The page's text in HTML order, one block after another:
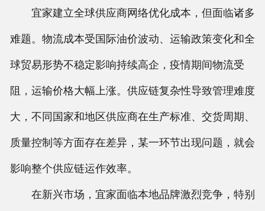
宜家建立全球供应商网络优化成本，但面临诸多
难题。物流成本受国际油价波动、运输政策变化和全
球贸易形势不稳定影响持续高企，疫情期间物流受
阻，运输价格大幅上涨。供应链复杂性导致管理难度
大，不同国家和地区供应商在生产标准、交货周期、
质量控制等方面存在差异，某一环节出现问题，就会
影响整个供应链运作效率。
在新兴市场，宜家面临本地品牌激烈竞争，特别